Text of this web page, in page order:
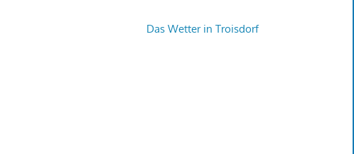
Das Wetter in Troisdorf